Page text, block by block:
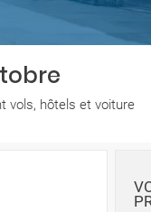
vols, hôtels et voiture